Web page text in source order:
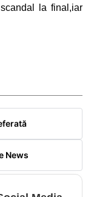
la final,iar
News